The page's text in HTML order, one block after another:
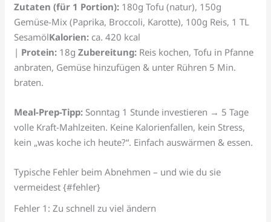
Zutaten (für 1 Portion): 180g Tofu (natur), 150g
Gemüse-Mix (Paprika, Broccoli, Karotte), 100g Reis, 1 TL
SesamölKalorien: ca. 420 kcal
| Protein: 18gZubereitung: Reis kochen, Tofu in Pfanne
anbraten, Gemüse hinzufügen & unter Rühren 5 Min.
braten.
Meal-Prep-Tipp: Sonntag 1 Stunde investieren → 5 Tage
volle Kraft-Mahlzeiten. Keine Kalorienfallen, kein Stress,
kein „was koche ich heute?“. Einfach auswärmen & essen.
Typische Fehler beim Abnehmen – und wie du sie
vermeidest {#fehler}
Fehler 1: Zu schnell zu viel ändern